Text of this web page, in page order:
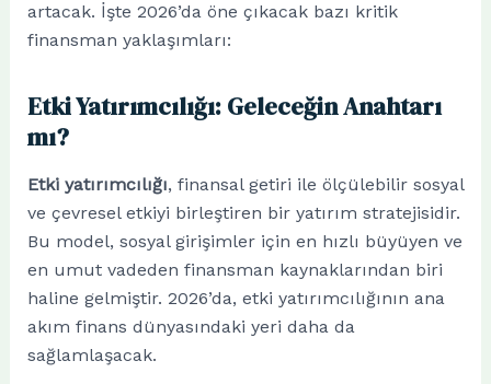
artacak. İşte 2026’da öne çıkacak bazı kritik
finansman yaklaşımları:
Etki Yatırımcılığı: Geleceğin Anahtarı
mı?
Etki yatırımcılığı, finansal getiri ile ölçülebilir sosyal
ve çevresel etkiyi birleştiren bir yatırım stratejisidir.
Bu model, sosyal girişimler için en hızlı büyüyen ve
en umut vadeden finansman kaynaklarından biri
haline gelmiştir. 2026’da, etki yatırımcılığının ana
akım finans dünyasındaki yeri daha da
sağlamlaşacak.